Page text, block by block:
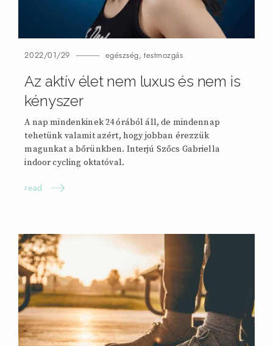
2022/01/29 egészség,testmozgás
Az aktív élet nem luxus és nem is
kényszer
A nap mindenkinek 24 órából áll, de mindennap
tehetünk valamit azért, hogy jobban érezzük
magunkat a bőrünkben. Interjú Szőcs Gabriella
indoor cycling oktatóval.
read